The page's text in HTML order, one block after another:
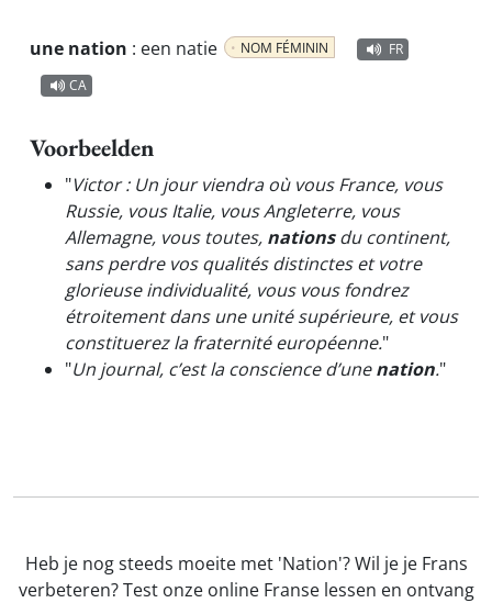
une nation : een natie NOM FÉMININ
FR
CA
Voorbeelden
"Victor : Un jour viendra où vous France, vous
Russie, vous Italie, vous Angleterre, vous
Allemagne, vous toutes, nationsdu continent,
sans perdre vos qualités distinctes et votre
glorieuse individualité, vous vous fondrez
étroitement dans une unité supérieure, et vous
constituerez la fraternité européenne."
"Un journal, c’est la conscience d’unenation."
Heb je nog steeds moeite met 'Nation'? Wil je je Frans
verbeteren? Test onze online Franse lessen en ontvang